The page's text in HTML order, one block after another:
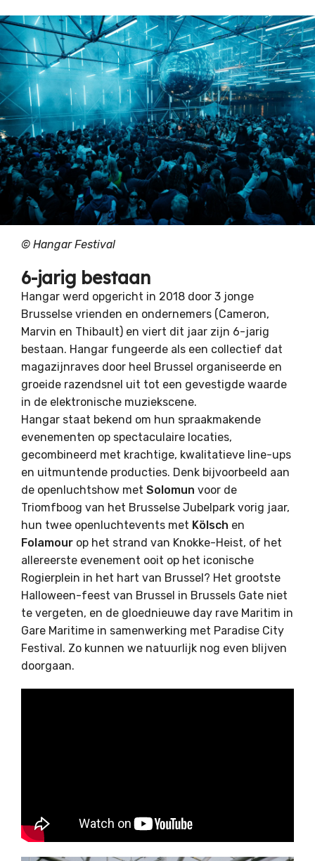
© Hangar Festival
6-jarig bestaan
Hangar werd opgericht in 2018 door 3 jonge
Brusselse vrienden en ondernemers (Cameron,
Marvin en Thibault) en viert dit jaar zijn 6-jarig
bestaan. Hangar fungeerde als een collectief dat
magazijnraves door heel Brussel organiseerde en
groeide razendsnel uit tot een gevestigde waarde
in de elektronische muziekscene.
Hangar staat bekend om hun spraakmakende
evenementen op spectaculaire locaties,
gecombineerd met krachtige, kwalitatieve line-ups
en uitmuntende producties. Denk bijvoorbeeld aan
de openluchtshow met Solomun voor de
Triomfboog van het Brusselse Jubelpark vorig jaar,
hun twee openluchtevents met Kölsch en
Folamour op het strand van Knokke-Heist, of het
allereerste evenement ooit op het iconische
Rogierplein in het hart van Brussel? Het grootste
Halloween-feest van Brussel in Brussels Gate niet
te vergeten, en de gloednieuwe day rave Maritim in
Gare Maritime in samenwerking met Paradise City
Festival. Zo kunnen we natuurlijk nog even blijven
doorgaan.